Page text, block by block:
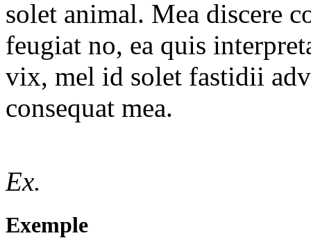
solet animal. Mea discere
feugiat no, ea quis
vix, mel id solet fastidii
consequat mea.
Ex.
Exemple